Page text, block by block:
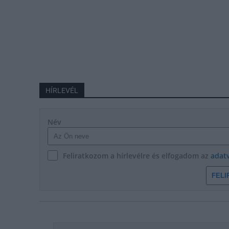
HÍRLEVÉL
Név
Feliratkozom a hírlevélre és elfogadom az